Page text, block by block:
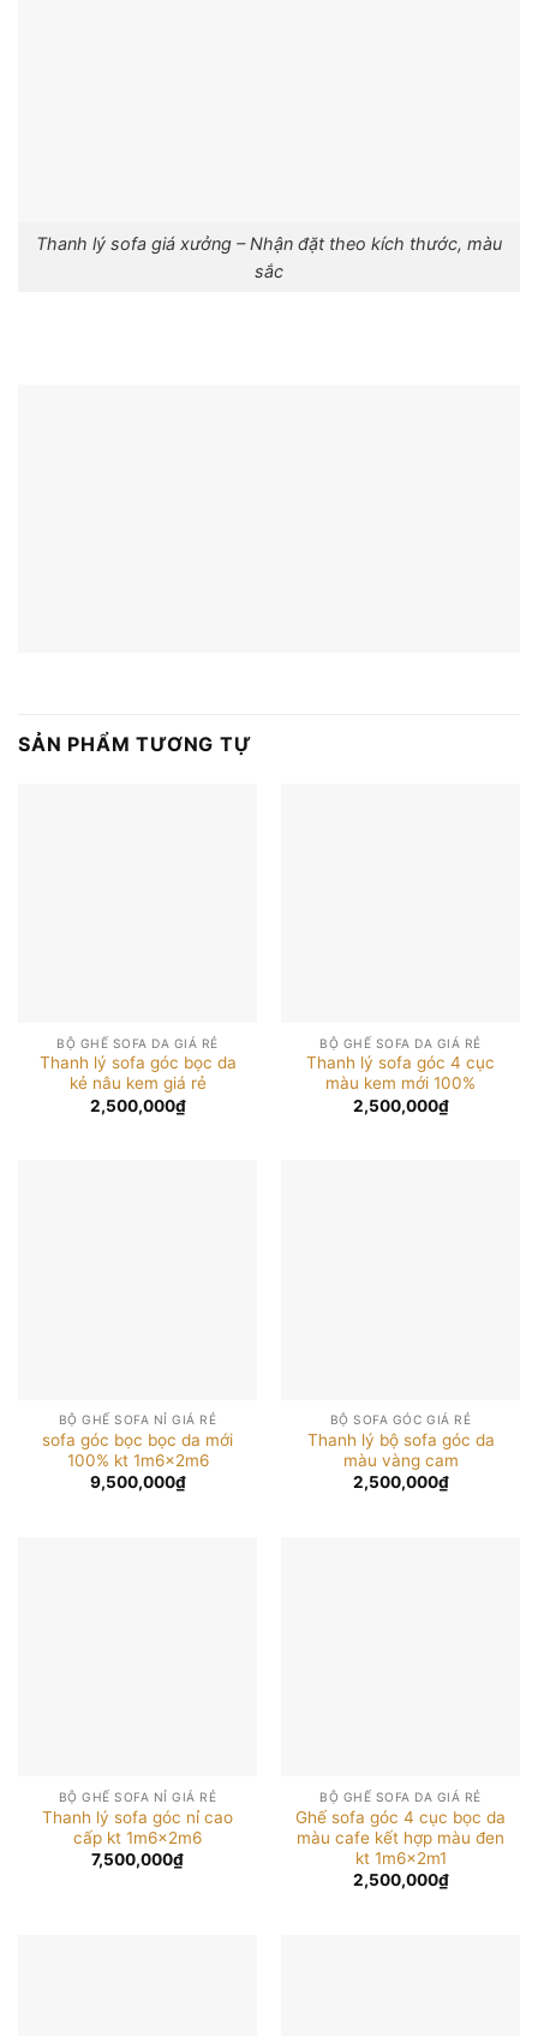
Thanh lý sofa giá xưởng – Nhận đặt theo kích thước, màu
sắc
SẢN PHẨM TƯƠNG TỰ
BỘ GHẾ SOFA DA GIÁ RẺ
Thanh lý sofa góc bọc da
kẻ nâu kem giá rẻ
2,500,000₫
BỘ GHẾ SOFA DA GIÁ RẺ
Thanh lý sofa góc 4 cục
màu kem mới 100%
2,500,000₫
BỘ GHẾ SOFA NỈ GIÁ RẺ
sofa góc bọc bọc da mới
100% kt 1m6x2m6
9,500,000₫
BỘ SOFA GÓC GIÁ RẺ
Thanh lý bộ sofa góc da
màu vàng cam
2,500,000₫
BỘ GHẾ SOFA NỈ GIÁ RẺ
Thanh lý sofa góc nỉ cao
cấp kt 1m6x2m6
7,500,000₫
BỘ GHẾ SOFA DA GIÁ RẺ
Ghế sofa góc 4 cục bọc da
màu cafe kết hợp màu đen
kt 1m6x2m1
2,500,000₫